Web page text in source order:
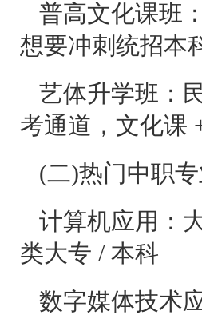
普高文化课班
想要冲刺统招本
艺体升学班：
考通道，文化课
(二)热门中职
计算机应用：
类大专 / 本科
数字媒体技术